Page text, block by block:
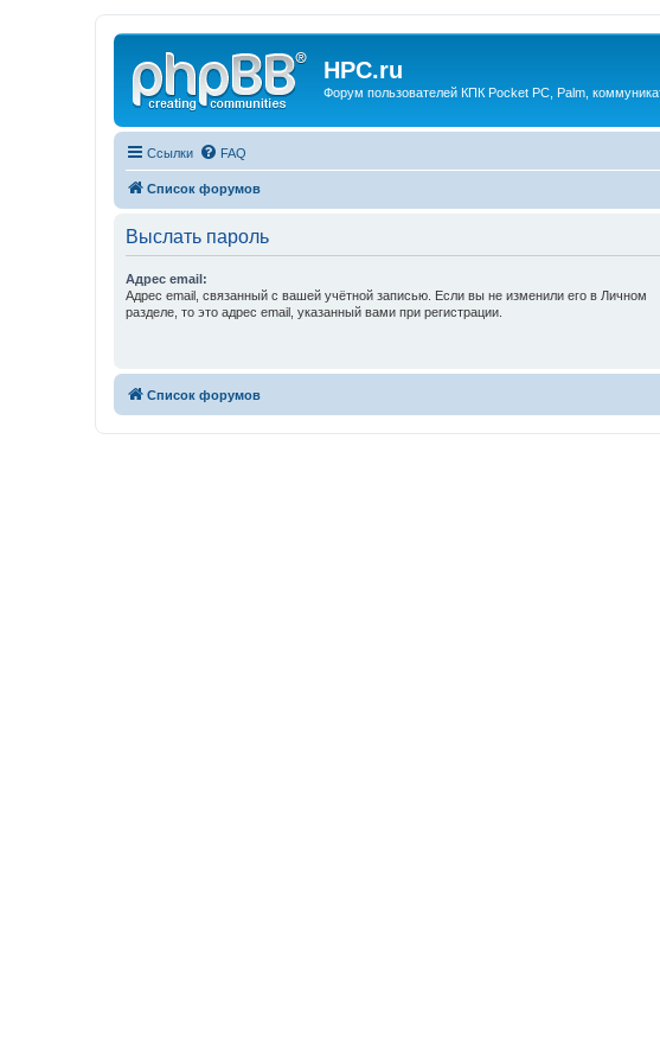
HPC.ru
Форум пользователей КПК Pocket PC, Palm,
Ссылки FAQ
Список форумов
Выслать пароль
Адрес email:
Адрес email, связанный с вашей учётной записью. Если вы не изменили его в Личном
разделе, то это адрес email, указанный вами при регистрации.
Список форумов